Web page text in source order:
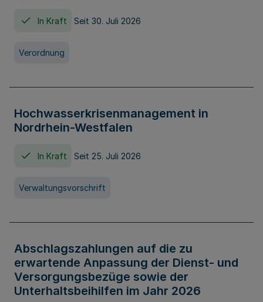
In Kraft Seit 30. Juli 2026
Verordnung
Hochwasserkrisenmanagement in
Nordrhein-Westfalen
In Kraft Seit 25. Juli 2026
Verwaltungsvorschrift
Abschlagszahlungen auf die zu
erwartende Anpassung der Dienst- und
Versorgungsbezüge sowie der
Unterhaltsbeihilfen im Jahr 2026